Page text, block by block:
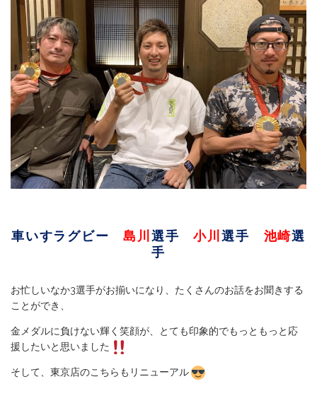
車いすラグビー島川選手小川選手 池崎選
手
お忙しいなか3選手がお揃いになり、たくさんのお話をお聞きする
ことができ、
金メダルに負けない輝く笑顔が、とても印象的でもっともっと応
援したいと思いました
そして、東京店のこちらもリニューアル